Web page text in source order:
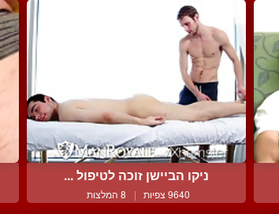
ניקו הביישן זוכה לטיפול ...
9640 צפיות | 8 המלצות